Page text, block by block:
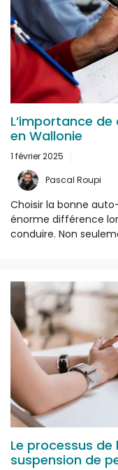
L’importance
en Wallonie
1 février 2025
Pascal Roupi
Choisir la bonne
énorme différence
conduire. Non
Le processus
suspension de